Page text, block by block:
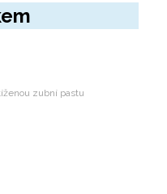
zubní pastu